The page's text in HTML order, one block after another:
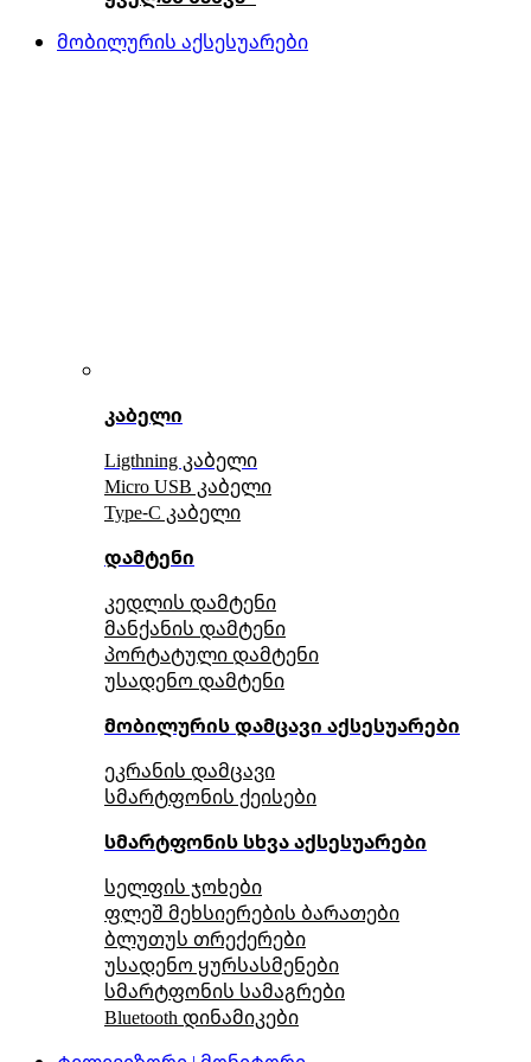
მობილურის აქსესუარები
კაბელი
Ligthning კაბელი
Micro USB კაბელი
Type-C კაბელი
დამტენი
კედლის დამტენი
მანქანის დამტენი
პორტატული დამტენი
უსადენო დამტენი
მობილურის დამცავი აქსესუარები
ეკრანის დამცავი
სმარტფონის ქეისები
სმარტფონის სხვა აქსესუარები
სელფის ჯოხები
ფლეშ მეხსიერების ბარათები
ბლუთუს თრექერები
უსადენო ყურსასმენები
სმარტფონის სამაგრები
Bluetooth დინამიკები